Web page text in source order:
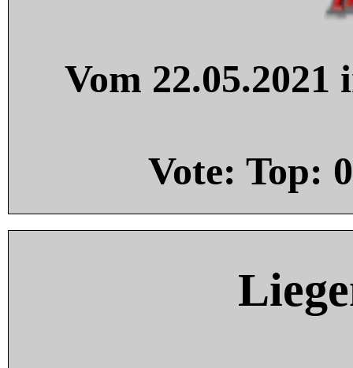
Vom
Vote: Top: 0